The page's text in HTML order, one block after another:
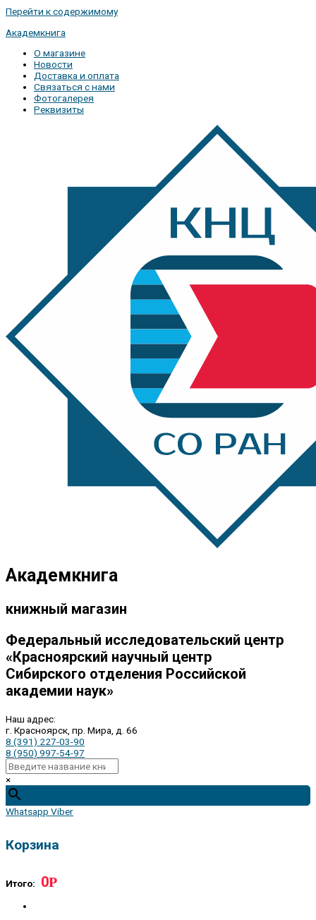
Перейти к содержимому
Академкнига
О магазине
Новости
Доставка и оплата
Связаться с нами
Фотогалерея
Реквизиты
Академкнига
книжный магазин
Федеральный исследовательский центр
«Красноярский научный центр
Сибирского отделения Российской
академии наук»
Наш адрес:
г. Красноярск, пр. Мира, д. 66
8 (391) 227-03-90
8 (950) 997-54-97
×
Whatsapp Viber
Корзина
Итого: 0Р